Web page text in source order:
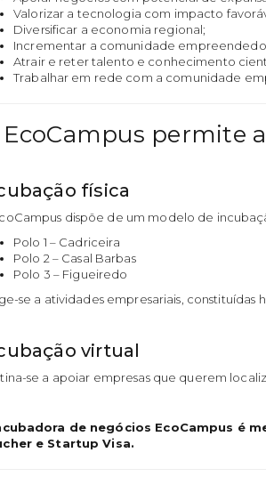
Valorizar a tecnologia com impacto
Diversificar a economia regional;
Incrementar a comunidade
Atrair e reter talento e conhecimento
Trabalhar em rede com a comunidade
EcoCampus permite
física
dispõe de um modelo de
Polo 1 – Cadriceira
Polo 2 – Casal Barbas
Polo 3 – Figueiredo
se a atividades empresariais, constituídas
virtual
se a apoiar empresas que querem
de negócios EcoCampus é
e Startup Visa.